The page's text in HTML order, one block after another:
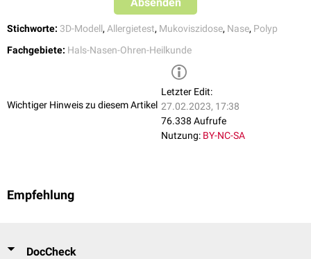
Stichworte: 3D-Modell, Allergietest, Mukoviszidose, Nase, Polyp
Fachgebiete: Hals-Nasen-Ohren-Heilkunde
Wichtiger Hinweis zu diesem Artikel
Letzter Edit:
27.02.2023, 17:38
76.338 Aufrufe
Nutzung: BY-NC-SA
Empfehlung
DocCheck